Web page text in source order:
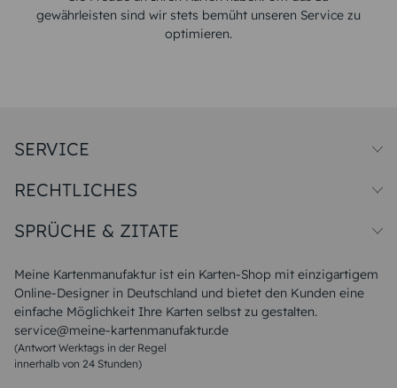
gewährleisten sind wir stets bemüht unseren Service zu
optimieren.
Meine Kartenmanufaktur ist ein Karten-Shop mit einzigartigem
Online-Designer in Deutschland und bietet den Kunden eine
einfache Möglichkeit Ihre Karten selbst zu gestalten.
service@meine-kartenmanufaktur.de
(Antwort Werktags in der Regel
innerhalb von 24 Stunden)
SERVICE
Papiersorten
Unsere Produktion
Magazin
FAQ
RECHTLICHES
Widerrufsbelehrung
SPRÜCHE & ZITATE
Liebeskummer Sprüche
Sommer Sprüche
Muttertagssprüche
Sprüche zur Hochzeit
Sprüche zur Konfirmation & Kommunion
Weihnachtsgedichte